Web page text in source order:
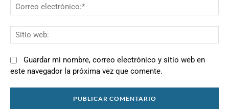
Guardar mi nombre, correo electrónico y sitio web en
este navegador la próxima vez que comente.